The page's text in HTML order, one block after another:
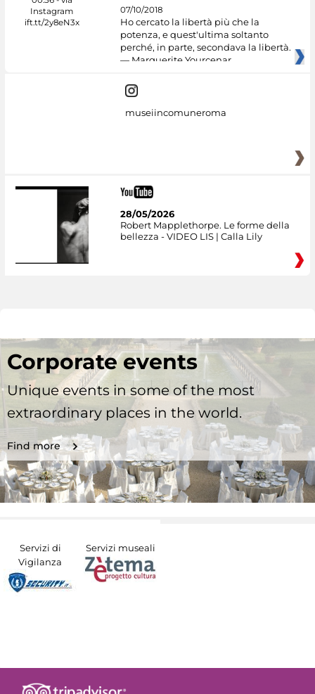
07/10/2018
Ho cercato la libertà più che la
potenza, e quest'ultima soltanto
perché, in parte, secondava la libertà.
— Marguerite Yourcenar
museiincomuneroma
28/05/2026
Robert Mapplethorpe. Le forme della
bellezza - VIDEO LIS | Calla Lily
Corporate events
Unique events in some of the most
extraordinary places in the world.
Find more
Servizi di
Vigilanza
Servizi museali